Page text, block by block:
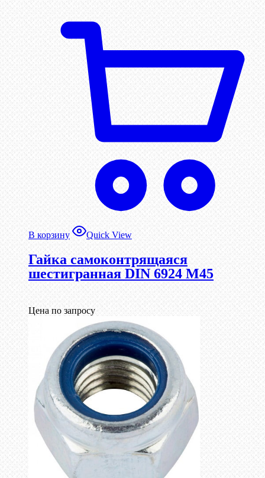
В корзину Quick View
Гайка самоконтрящаяся
шестигранная DIN 6924 М45
Цена по запросу